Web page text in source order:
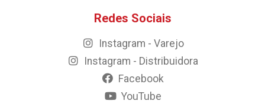
Redes Sociais
Instagram - Varejo
Instagram - Distribuidora
Facebook
YouTube